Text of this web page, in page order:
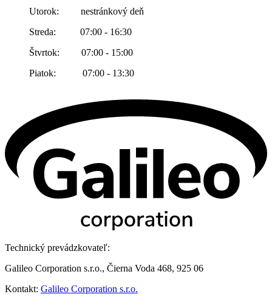
Utorok: nestránkový deň
Streda: 07:00 - 16:30
Štvrtok: 07:00 - 15:00
Piatok: 07:00 - 13:30
Technický prevádzkovateľ:
Galileo Corporation s.r.o., Čierna Voda 468, 925 06
Kontakt: Galileo Corporation s.r.o.